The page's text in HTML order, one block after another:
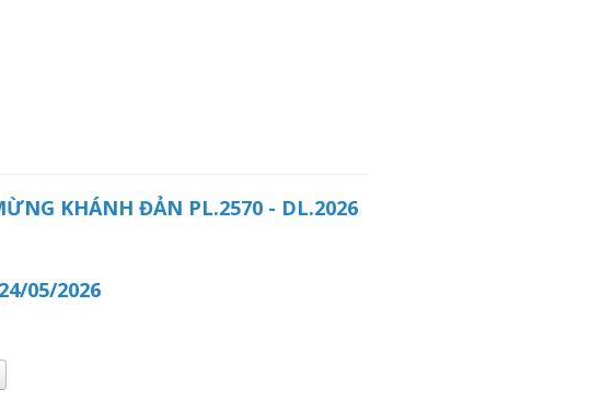
KHÁNH ĐẢN PL.2570 - DL.2026
05/2026